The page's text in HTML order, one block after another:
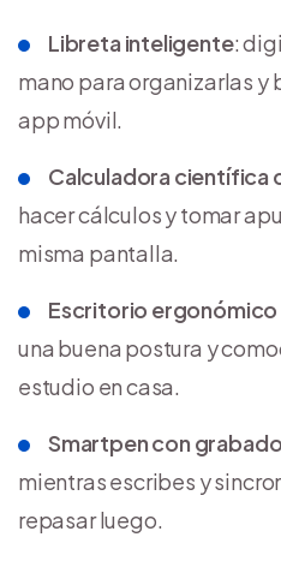
Libreta inteligente:
mano para organizarlas y
app móvil.
Calculadora científica
hacer cálculos y tomar
misma pantalla.
Escritorio ergonómico
una buena postura y
estudio en casa.
Smartpen con
mientras escribes y
repasar luego.